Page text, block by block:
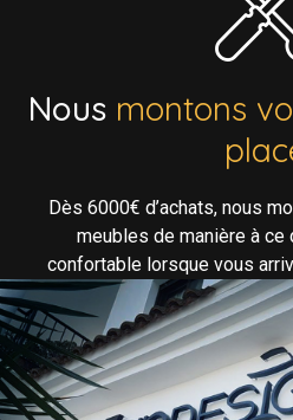
Nous montons
Dès 6000€ d’achats, nous
meubles de manière à
confortable lorsque vous